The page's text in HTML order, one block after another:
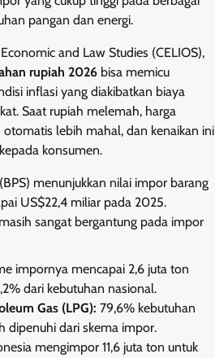
pangan dan energi.
and Law Studies (CELIOS),
rupiah 2026 bisa memicu
inflasi yang diakibatkan biaya
Saat rupiah melemah, harga
lebih mahal, dan kenaikan ini
konsumen.
menunjukkan nilai impor barang
US$22,4 miliar pada 2025.
sangat bergantung pada impor
impornya mencapai 2,6 juta ton
dari kebutuhan nasional.
Gas (LPG): 79,6% kebutuhan
dipenuhi dari skema impor.
mengimpor 11,6 juta ton untuk